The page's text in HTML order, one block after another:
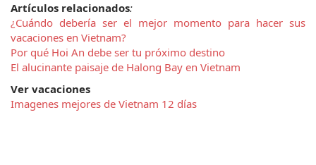
Artículos relacionados:
¿Cuándo debería ser el mejor momento para hacer sus
vacaciones en Vietnam?
Por qué Hoi An debe ser tu próximo destino
El alucinante paisaje de Halong Bay en Vietnam
Ver vacaciones
Imagenes mejores de Vietnam 12 días